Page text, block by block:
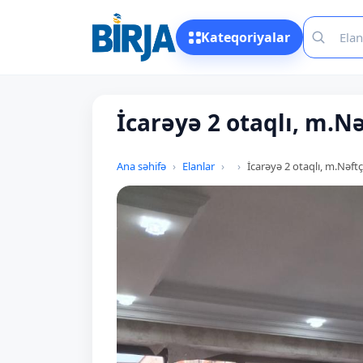
Kateqoriyalar
İcarəyə 2 otaqlı,
Ana səhifə Elanlar İcarəyə 2 otaqlı,